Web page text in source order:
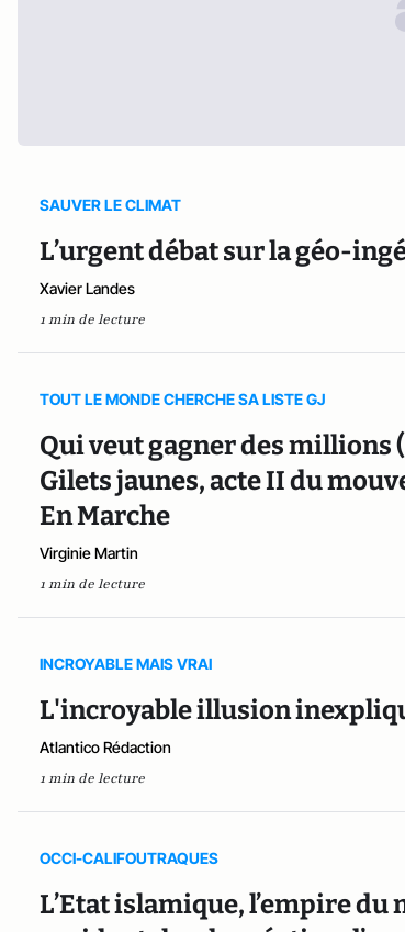
SAUVER LE CLIMAT
L’urgent débat sur la géo-
Xavier Landes
1 min de lecture
TOUT LE MONDE CHERCHE SA LISTE GJ
Qui veut gagner des millions
Gilets jaunes, acte II du
En Marche
Virginie Martin
1 min de lecture
INCROYABLE MAIS VRAI
L'incroyable illusion
Atlantico Rédaction
1 min de lecture
OCCI-CALIFOUTRAQUES
L’Etat islamique, l’empire